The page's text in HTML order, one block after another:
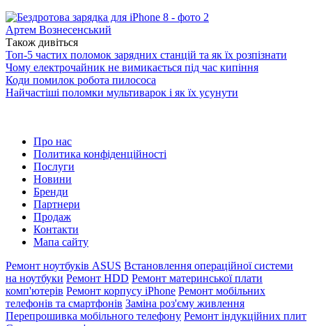
Артем Вознесенський
Також дивіться
Топ-5 частих поломок зарядних станцій та як їх розпізнати
Чому електрочайник не вимикається під час кипіння
Коди помилок робота пилососа
Найчастіші поломки мультиварок і як їх усунути
Про нас
Политика конфіденційності
Послуги
Новини
Бренди
Партнери
Продаж
Контакти
Мапа сайту
Ремонт ноутбуків ASUS Встановлення операційної системи
на ноутбуки Ремонт HDD Ремонт материнської плати
комп'ютерів Ремонт корпусу iPhone Ремонт мобільних
телефонів та смартфонів Заміна роз'єму живлення
Перепрошивка мобільного телефону Ремонт індукційних плит